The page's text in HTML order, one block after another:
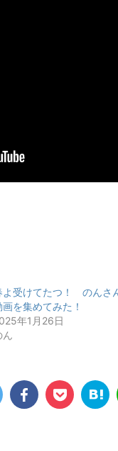
よ受けてたつ！ のんさ
画を集めてみた！
年1月26日
ん